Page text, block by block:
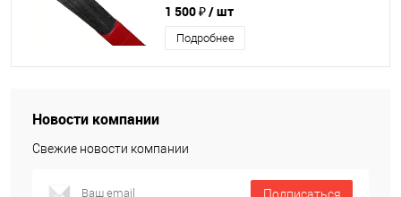
1 500 ₽/ шт
Подробнее
Новости компании
Свежие новости компании